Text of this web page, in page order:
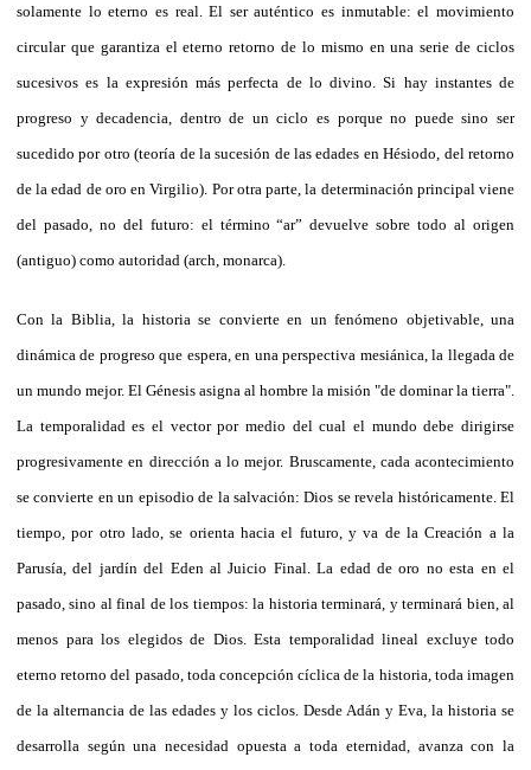
solamente lo eterno es real. El ser auténtico es inmutable: el movimiento
circular que garantiza el eterno retorno de lo mismo en una serie de ciclos
sucesivos es la expresión más perfecta de lo divino. Si hay instantes de
progreso y decadencia, dentro de un ciclo es porque no puede sino ser
sucedido por otro (teoría de la sucesión de las edades en Hésiodo, del retorno
de la edad de oro en Virgilio). Por otra parte, la determinación principal viene
del pasado, no del futuro: el término “ar” devuelve sobre todo al origen
(antiguo) como autoridad (arch, monarca).
Con la Biblia, la historia se convierte en un fenómeno objetivable, una
dinámica de progreso que espera, en una perspectiva mesiánica, la llegada de
un mundo mejor. El Génesis asigna al hombre la misión "de dominar la tierra".
La temporalidad es el vector por medio del cual el mundo debe dirigirse
progresivamente en dirección a lo mejor. Bruscamente, cada acontecimiento
se convierte en un episodio de la salvación: Dios se revela históricamente. El
tiempo, por otro lado, se orienta hacia el futuro, y va de la Creación a la
Parusía, del jardín del Eden al Juicio Final. La edad de oro no esta en el
pasado, sino al final de los tiempos: la historia terminará, y terminará bien, al
menos para los elegidos de Dios. Esta temporalidad lineal excluye todo
eterno retorno del pasado, toda concepción cíclica de la historia, toda imagen
de la alternancia de las edades y los ciclos. Desde Adán y Eva, la historia se
desarrolla según una necesidad opuesta a toda eternidad, avanza con la